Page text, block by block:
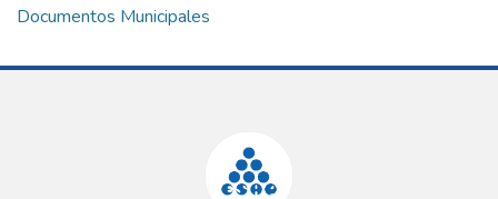
Documentos Municipales